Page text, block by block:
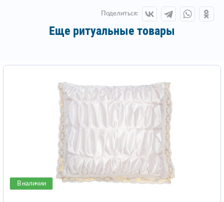
Поделиться:
Еще ритуальные товары
В наличии